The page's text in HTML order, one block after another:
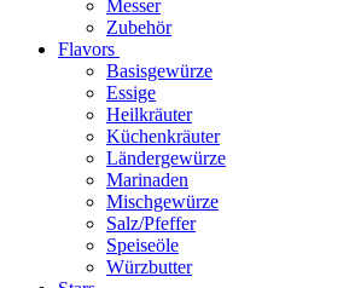
Messer
Zubehör
Flavors
Basisgewürze
Essige
Heilkräuter
Küchenkräuter
Ländergewürze
Marinaden
Mischgewürze
Salz/Pfeffer
Speiseöle
Würzbutter